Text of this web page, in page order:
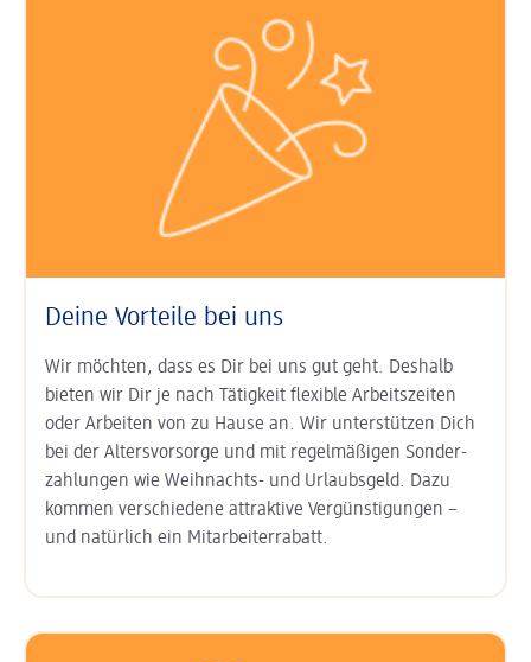
Deine Vorteile bei uns
Wir möchten, dass es Dir bei uns gut geht. Deshalb
bieten wir Dir je nach Tätigkeit flexible Arbeits­zeiten
oder Arbeiten von zu Hause an. Wir unter­stützen Dich
bei der Alters­vorsorge und mit regel­mäßigen Sonder­
zahlungen wie Weihnachts- und Urlaubs­geld. Dazu
kommen ver­schiedene attraktive Ver­günsti­gungen –
und natürlich ein Mitarbeiter­rabatt.